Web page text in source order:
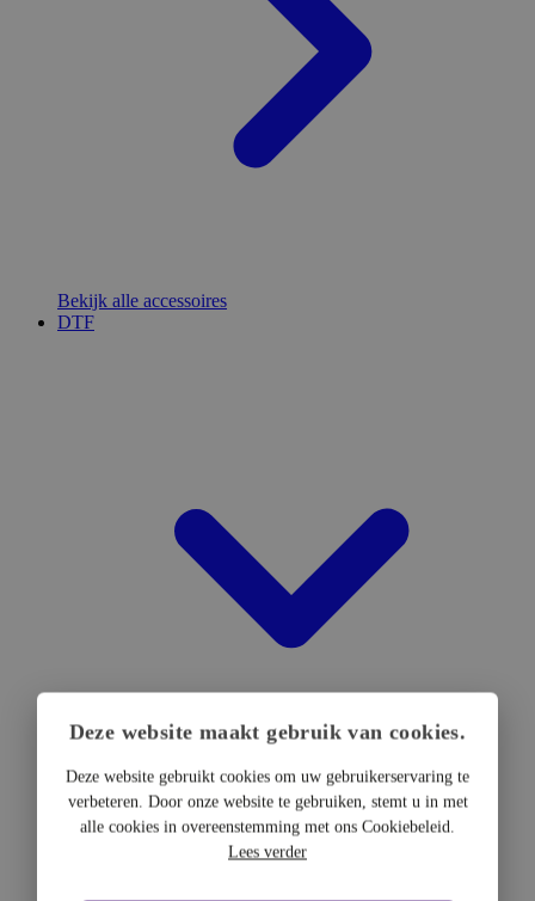
Bekijk alle accessoires
DTF
DTF Hardware
DTF Printers
Deze website maakt gebruik van cookies.
Deze website gebruikt cookies om uw gebruikerservaring te
verbeteren. Door onze website te gebruiken, stemt u in met
alle cookies in overeenstemming met ons Cookiebeleid.
Lees verder